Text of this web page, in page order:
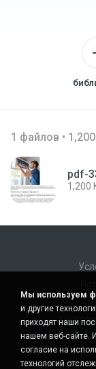
1 файлов •
pdf-
1,200
Не
Не
Мы используем
и другие
приходят наши
нашем веб-сайте.
согласие на
технологий